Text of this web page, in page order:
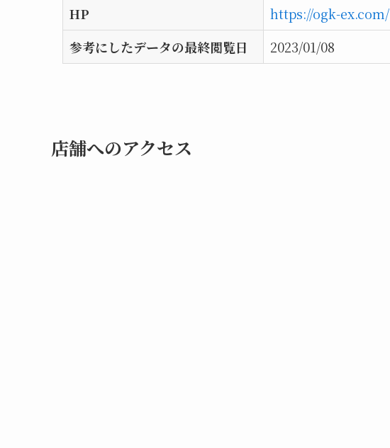
HP
https://ogk-ex.com/
参考にしたデータの最終閲覧日
2023/01/08
店舗へのアクセス